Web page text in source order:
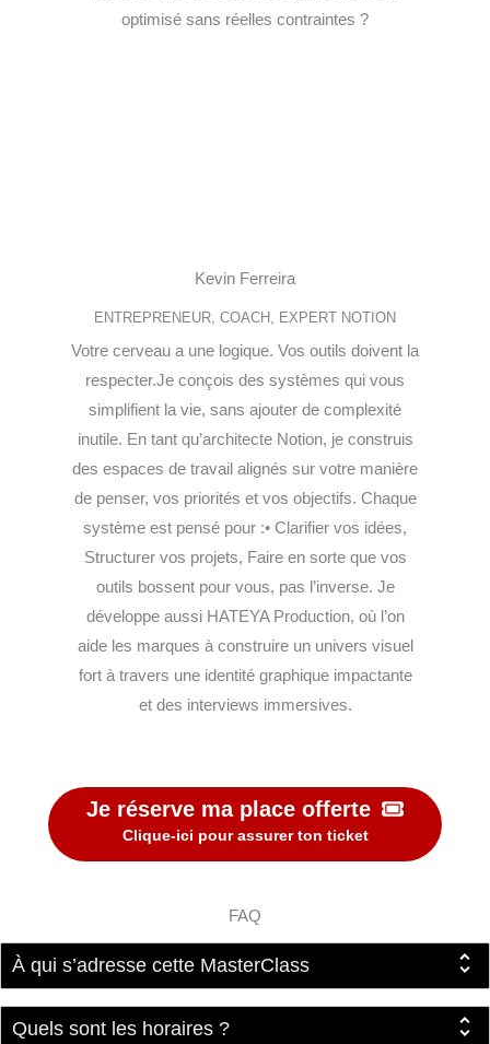
optimisé sans réelles contraintes ?
Kevin Ferreira
ENTREPRENEUR, COACH, EXPERT NOTION
Votre cerveau a une logique. Vos outils doivent la
respecter.Je conçois des systèmes qui vous
simplifient la vie, sans ajouter de complexité
inutile. En tant qu’architecte Notion, je construis
des espaces de travail alignés sur votre manière
de penser, vos priorités et vos objectifs. Chaque
système est pensé pour :• Clarifier vos idées,
Structurer vos projets, Faire en sorte que vos
outils bossent pour vous, pas l’inverse. Je
développe aussi HATEYA Production, où l’on
aide les marques à construire un univers visuel
fort à travers une identité graphique impactante
et des interviews immersives.
Je réserve ma place offerte
Clique-ici pour assurer ton ticket
FAQ
À qui s’adresse cette MasterClass
Quels sont les horaires ?